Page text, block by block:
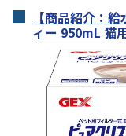
【商品紹介：
ィー 950mL 猫